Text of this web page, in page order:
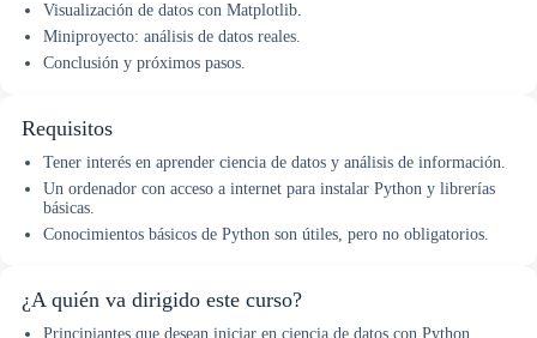
Visualización de datos con Matplotlib.
Miniproyecto: análisis de datos reales.
Conclusión y próximos pasos.
Requisitos
Tener interés en aprender ciencia de datos y análisis de información.
Un ordenador con acceso a internet para instalar Python y librerías
básicas.
Conocimientos básicos de Python son útiles, pero no obligatorios.
¿A quién va dirigido este curso?
Principiantes que desean iniciar en ciencia de datos con Python.